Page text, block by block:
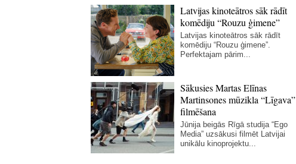
Latvijas kinoteātros sāk rādīt
komēdiju “Rouzu ģimene”
Latvijas kinoteātros sāk rādīt
komēdiju “Rouzu ģimene”.
Perfektajam pārim...
Sākusies Martas Elīnas
Martinsones mūzikla “Līgava”
filmēšana
Jūnija beigās Rīgā studija “Ego
Media” uzsākusi filmēt Latvijai
unikālu kinoprojektu...